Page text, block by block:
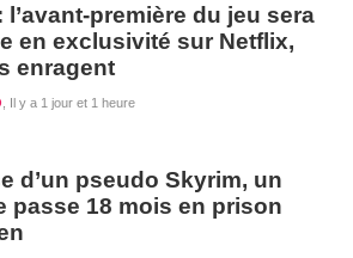
l’avant-première du jeu sera
en exclusivité sur Netflix,
enragent
Il y a 1 jour et 1 heure
d’un pseudo Skyrim, un
passe 18 mois en prison